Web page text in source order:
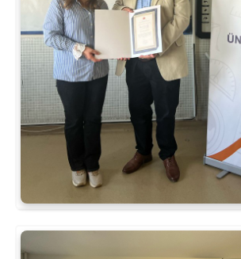
Turizm Uygulama ve Araştırma Merkezi
Türkçe Öğretimi Uygulama ve Araştırma Merkezi
Uzaktan Eğitim Uygulama ve Araştırma Merkezi
Yörük Kültürü Uygulama ve Araştırma Merkezi